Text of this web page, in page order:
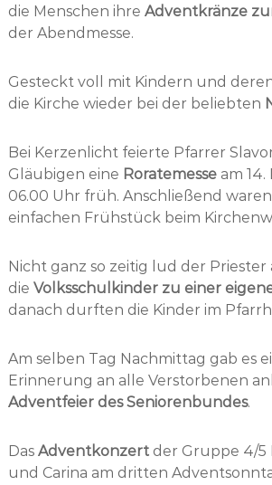
die Menschen ihre Adventkränze
der Abendmesse.
Gesteckt voll mit Kindern und
die Kirche wieder bei der beliebten
Bei Kerzenlicht feierte Pfarrer
Gläubigen eine Roratemesseam 14.
06.00 Uhr früh. Anschließend
einfachen Frühstück beim
Nicht ganz so zeitig lud der Priester
die Volksschulkinder zu einer
danach durften die Kinder im
Am selben Tag Nachmittag gab es
Erinnerung an alle Verstorbenen
Adventfeier des Seniorenbundes.
DasAdventkonzertder Gruppe 4/5
und Carina am dritten